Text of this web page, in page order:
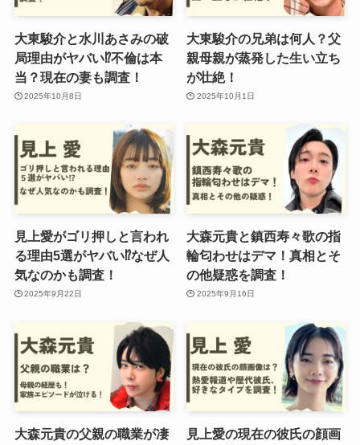
大東駿介と水川あさみの破
局理由がヤバい⁉︎不倫は本
当？現在の妻も調査！
2025年10月8日
大東駿介の兄弟は何人？父
親母親が蒸発した生い立ち
が壮絶！
2025年10月1日
見上愛がゴリ押しと言われ
る理由5選がヤバい⁉︎なぜ人
気なのかも調査！
2025年9月22日
大森元貴と鎮西寿々歌の指
輪匂わせはデマ！真相とそ
の他疑惑を調査！
2025年9月16日
大森元貴の父親の職業が凄
見上愛の現在の彼氏の顔画